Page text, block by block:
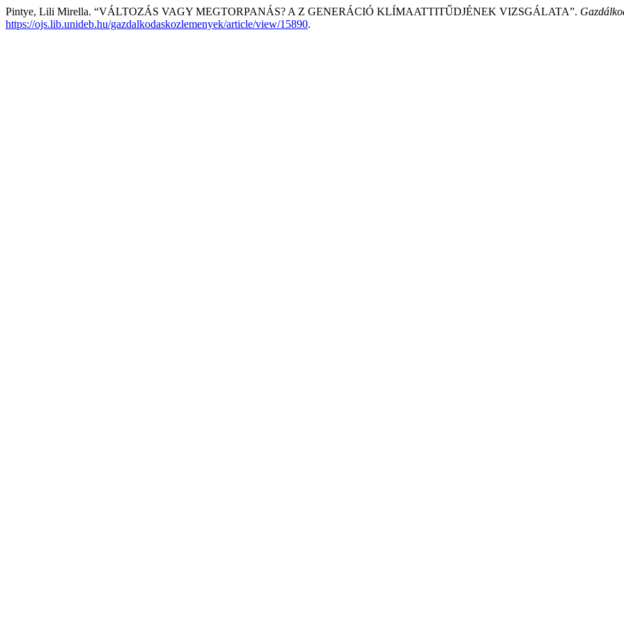
Pintye, Lili Mirella. “VÁLTOZÁS VAGY MEGTORPANÁS? A Z GENERÁCIÓ KLÍMAATTITŰDJÉNEK VIZSGÁLATA”.
https://ojs.lib.unideb.hu/gazdalkodaskozlemenyek/article/view/15890.